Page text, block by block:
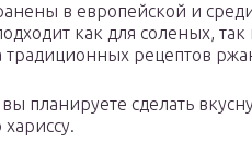
в европейской и
как для соленых, так
рецептов
планируете сделать